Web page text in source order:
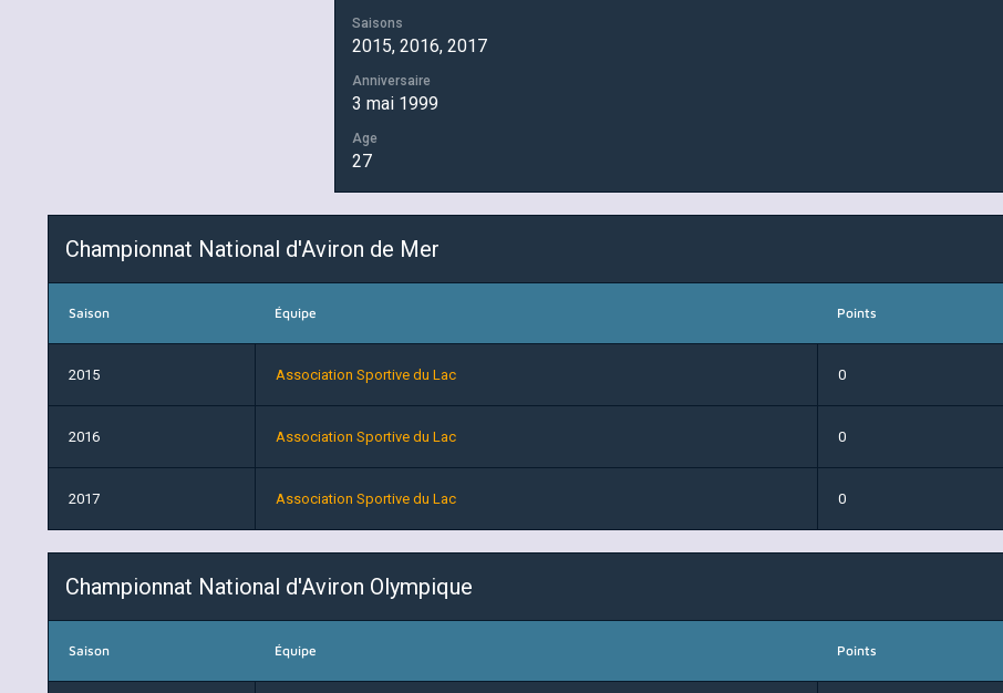
Saisons
2015, 2016, 2017
Anniversaire
3 mai 1999
Age
27
Championnat National d'Aviron de Mer
Saison Équipe Points
2015 Association Sportive du Lac 0
2016 Association Sportive du Lac 0
2017 Association Sportive du Lac 0
Championnat National d'Aviron Olympique
Saison Équipe Points